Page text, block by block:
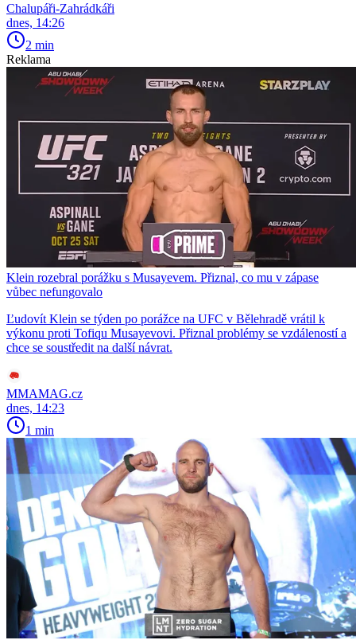
Chalupáři-Zahrádkáři
dnes, 14:26
2 min
Reklama
Klein rozebral porážku s Musayevem. Přiznal, co mu v zápase
vůbec nefungovalo
Ľudovít Klein se týden po porážce na UFC v Bělehradě vrátil k
výkonu proti Tofiqu Musayevovi. Přiznal problémy se vzdáleností a
chce se soustředit na další návrat.
MMAMAG.cz
dnes, 14:23
1 min